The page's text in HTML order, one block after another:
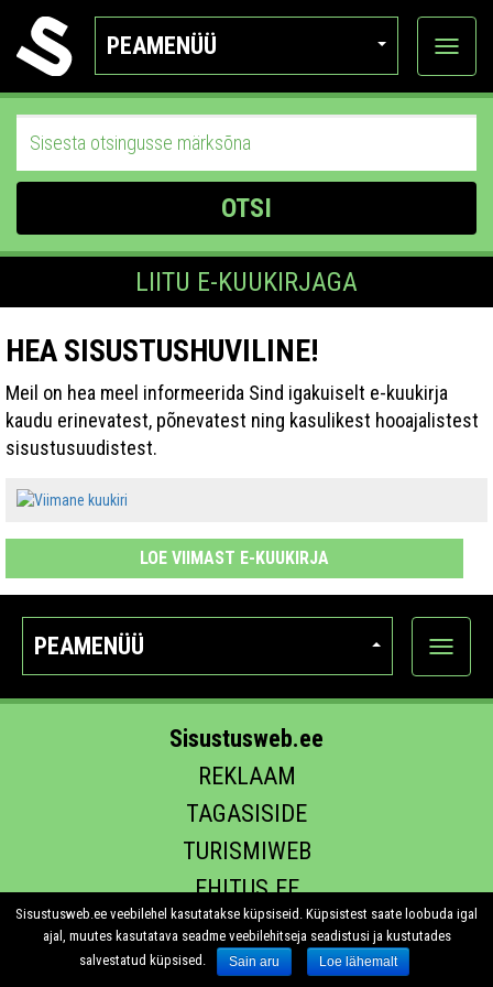
PEAMENÜÜ
Ava
OTSI
LIITU E-KUUKIRJAGA
HEA SISUSTUSHUVILINE!
Meil on hea meel informeerida Sind igakuiselt e-kuukirja
kaudu erinevatest, põnevatest ning kasulikest hooajalistest
sisustusuudistest.
LOE VIIMAST E-KUUKIRJA
PEAMENÜÜ
Ava
Sisustusweb.ee
REKLAAM
TAGASISIDE
TURISMIWEB
EHITUS.EE
Sisustusweb.ee veebilehel kasutatakse küpsiseid. Küpsistest saate loobuda igal
ajal, muutes kasutatava seadme veebilehitseja seadistusi ja kustutades
salvestatud küpsised.
Sain aru Loe lähemalt